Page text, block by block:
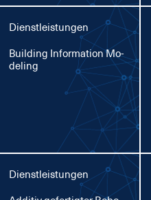
Dienstleistungen
Buil­ding In­for­ma­ti­on Mo­
de­ling
Dienstleistungen